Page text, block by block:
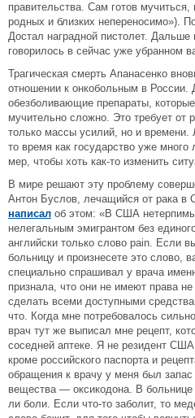
правительства. Сам готов мучиться,
родных и близких непереносимо»).
Достал наградной пистолет.
говорилось в сейчас уже убранном
Трагическая смерть Апанасенко
отношении к онкобольным в России.
обезболивающие препараты,
мучительно сложно. Это требует от
только массы усилий, но и
то время как государство уже много
мер, чтобы хоть как-то изменить
В мире решают эту проблему
Антон Буслов, лечащийся от рака в
написал об этом: «В США
нелегальным эмигрантом без
английски только слово pain. Если
больницу и произнесете это слово,
специально спрашивал у врача
признала, что они не имеют права
сделать всеми доступными
что. Когда мне потребовалось
врач тут же выписал мне рецепт,
соседней аптеке. Я не резидент
кроме российского паспорта и
обращения к врачу у меня был запас
вещества — оксикодона. В
ли боли. Если что-то заболит, то